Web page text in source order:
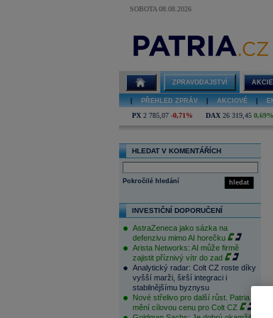
SOBOTA 08.08.2026
ZPRAVODAJSTVÍ
PŘEHLED ZPRÁV AKCIOVÉ
PX 2 785,07 -0,71% DAX 26 319,45 0,69%
HLEDAT V KOMENTÁŘÍCH
hledat
Pokročilé hledání
INVESTIČNÍ DOPORUČENÍ
AstraZeneca jako sázka na
defenzivu mimo AI horečku
Arista Networks: AI může firmě
zajistit příznivý vítr do zad
Analytický radar: Colt CZ roste díky
vyšší marži, širší integraci i
stabilnějšímu byznysu
Nové střelivo pro další růst. Patria
mění cílovou cenu pro Colt CZ